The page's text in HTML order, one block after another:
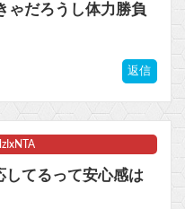
ゃだろうし体力勝負
返信
してるって安心感は